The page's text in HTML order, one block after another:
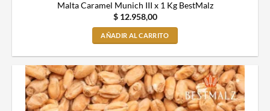
Malta Caramel Munich III x 1 Kg BestMalz
$12.958,00
AÑADIR AL CARRITO